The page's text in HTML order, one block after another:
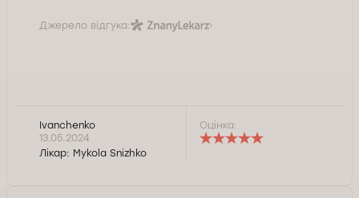
Джерело відгука:
Ivanchenko
13.05.2024
Лікар: Mykola Snizhko
Оцінка: